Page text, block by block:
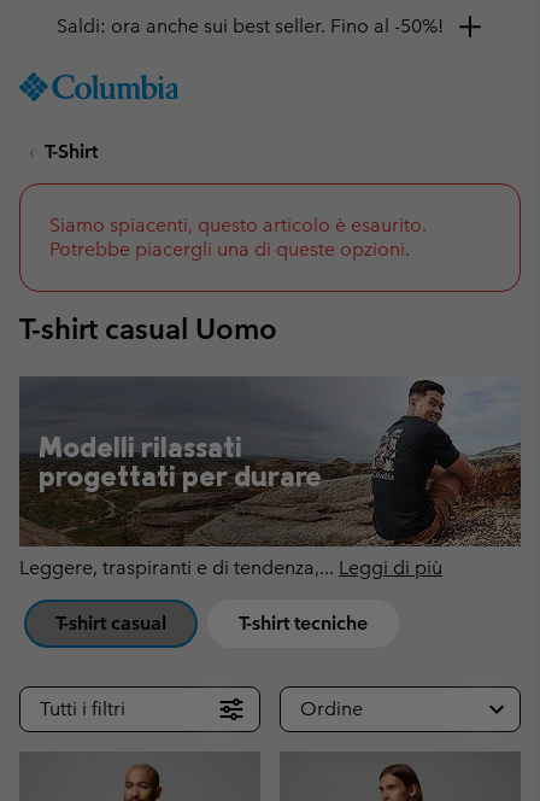
TO
SKIP
NAV
TO
SEARCH
Ottieni il 10% di sconto
T-Shirt
Siamo spiacenti, questo articolo è esaurito.
Potrebbe piacergli una di queste opzioni.
T-shirt casual Uomo
Modelli rilassati
progettati per durare
Leggere, traspiranti e di tendenza,... Leggi di più
T-shirt casual T-shirt tecniche
Tutti i filtri Ordine